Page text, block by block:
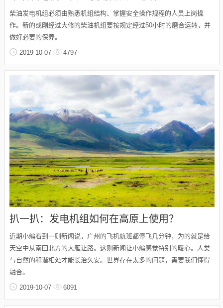
柴油发电机组必须由熟悉机组结构、掌握安全操作规程的人员上岗操
作。新的或刚经过大修的柴油机组要按规定经过50小时的磨合运转，并
做好必要的保养。
2019-10-07 4797
扒一扒：发电机组如何在高原上使用？
近期小编看到一则新闻说，广州的飞机航班都停飞几分钟，为的就是给
天空中从南回北方的大雁让路。这则新闻让小编感觉特别的暖心。人类
与自然的和谐相处才能长治久安。世界存在太多的问题，需要我们懂得
融合。
2019-10-07 6091